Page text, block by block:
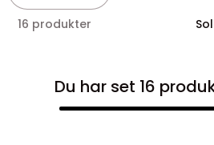
16 produkter
Du har set 16